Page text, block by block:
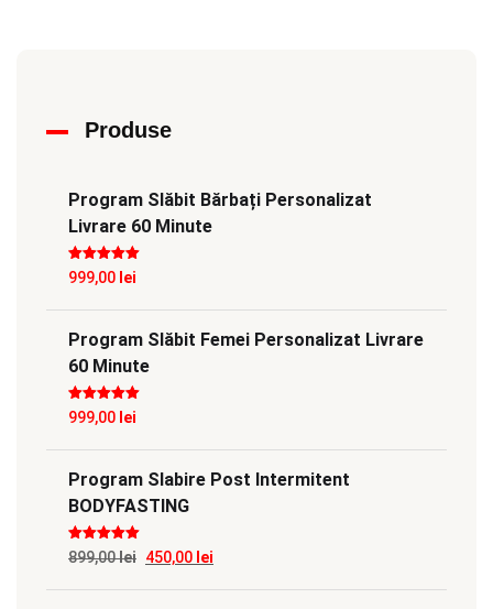
Produse
Program Slăbit Bărbați Personalizat
Livrare 60 Minute
Evaluat la5
din 5
999,00 lei
Program Slăbit Femei Personalizat Livrare
60 Minute
Evaluat la5
din 5
999,00 lei
Program Slabire Post Intermitent
BODYFASTING
Evaluat la5
din 5
899,00lei Prețul
inițial
450,00 lei
curent